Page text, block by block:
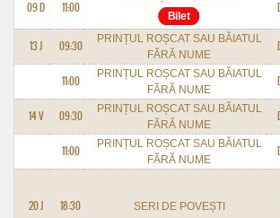
09 D 11:00
13 J 09:30
PRINȚUL ROȘCAT SAU BĂIATUL
FĂRĂ NUME
11:00
PRINȚUL ROȘCAT SAU BĂIATUL
FĂRĂ NUME
14 V 09:30
PRINȚUL ROȘCAT SAU BĂIATUL
FĂRĂ NUME
11:00
PRINȚUL ROȘCAT SAU BĂIATUL
FĂRĂ NUME
20 J 18:30 SERI DE POVEȘTI